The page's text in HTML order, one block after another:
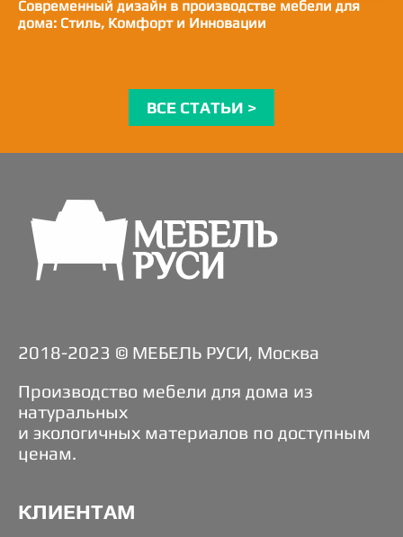
Современный дизайн в производстве мебели для
дома: Стиль, Комфорт и Инновации
ВСЕ СТАТЬИ >
2018-2023 © МЕБЕЛЬ РУСИ, Москва
Производство мебели для дома из
натуральных
и экологичных материалов по доступным
ценам.
КЛИЕНТАМ